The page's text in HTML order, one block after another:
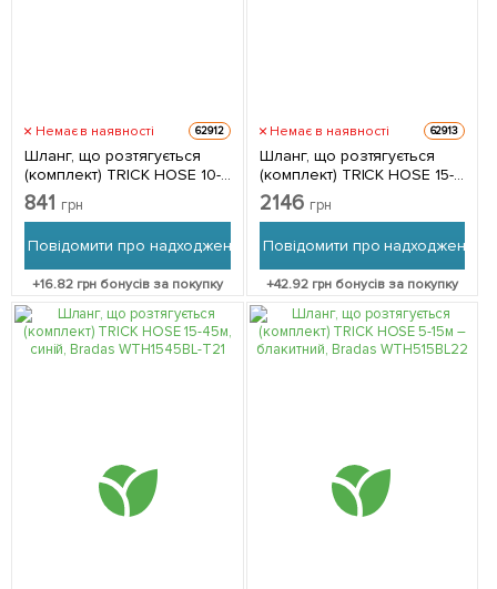
Немає в наявності 62912
Шланг, що розтягується
(комплект) TRICK HOSE 10-
30м – синій, Bradas
WTH1030BL-T
841 грн
Повідомити про надходження
+16.82грн бонусів за покупку
Немає в наявності 62913
Шланг, що розтягується
(комплект) TRICK HOSE 15-
45м – блакитний, Bradas
WTH1545BL
2146 грн
Повідомити про надходження
+42.92 грн бонусів за покупку